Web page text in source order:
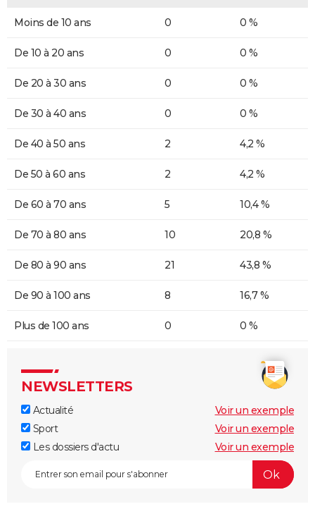
Moins de 10 ans 0 0 %
De 10 à 20 ans 0 0 %
De 20 à 30 ans 0 0 %
De 30 à 40 ans 0 0 %
De 40 à 50 ans 2 4,2 %
De 50 à 60 ans 2 4,2 %
De 60 à 70 ans 5 10,4 %
De 70 à 80 ans 10 20,8 %
De 80 à 90 ans 21 43,8 %
De 90 à 100 ans 8 16,7 %
Plus de 100 ans 0 0 %
NEWSLETTERS
Actualité
Voir un exemple
Sport
Voir un exemple
Les dossiers d'actu
Voir un exemple